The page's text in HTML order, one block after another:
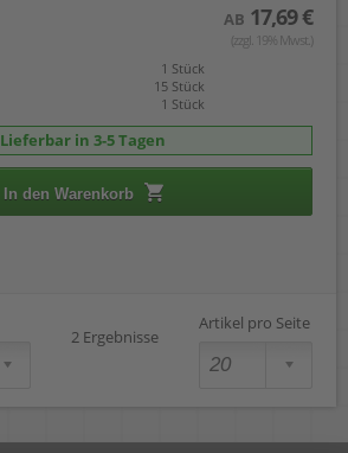
AB 17,69 €
(zzgl. 19% Mwst.)
1 Stück
15 Stück
1 Stück
Lieferbar in 3-5 Tagen
In den Warenkorb
2 Ergebnisse
Artikel pro Seite